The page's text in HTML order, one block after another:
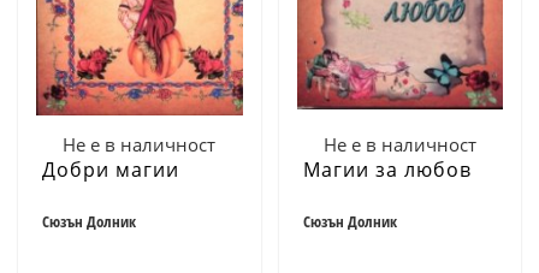
Не е в наличност
Добри магии
Сюзън Долник
Не е в наличност
Магии за любов
Сюзън Долник